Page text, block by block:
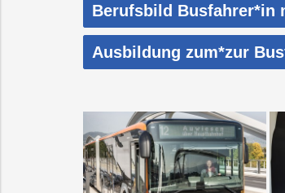
Berufsbild Busfahrer*in
Ausbildung zum*zur